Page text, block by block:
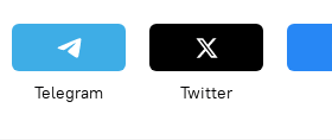
Telegram Twitter